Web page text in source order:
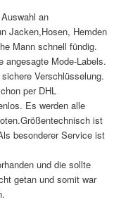
an
Jacken,Hosen, Hemden
Mann schnell fündig.
angesagte Mode-Labels.
Verschlüsselung.
per DHL
Es werden alle
ist
besonderer Service ist
und die sollte
getan und somit war